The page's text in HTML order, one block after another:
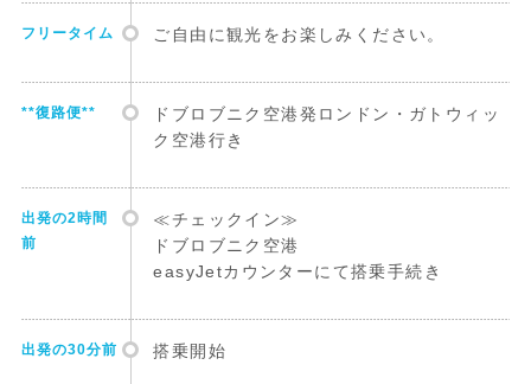
フリータイム ご自由に観光をお楽しみください。
**復路便**
ドブロブニク空港発ロンドン・ガトウィッ
ク空港行き
出発の2時間
前
≪チェックイン≫
ドブロブニク空港
easyJetカウンターにて搭乗手続き
出発の30分前 搭乗開始